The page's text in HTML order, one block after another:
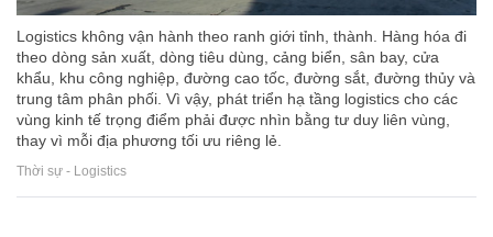
Logistics không vận hành theo ranh giới tỉnh, thành. Hàng hóa đi
theo dòng sản xuất, dòng tiêu dùng, cảng biển, sân bay, cửa
khẩu, khu công nghiệp, đường cao tốc, đường sắt, đường thủy và
trung tâm phân phối. Vì vậy, phát triển hạ tầng logistics cho các
vùng kinh tế trọng điểm phải được nhìn bằng tư duy liên vùng,
thay vì mỗi địa phương tối ưu riêng lẻ.
Thời sự - Logistics